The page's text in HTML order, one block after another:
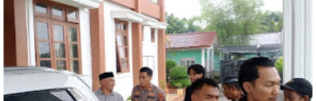
kepada Siswa SMP
Kibarkan Merah Putih